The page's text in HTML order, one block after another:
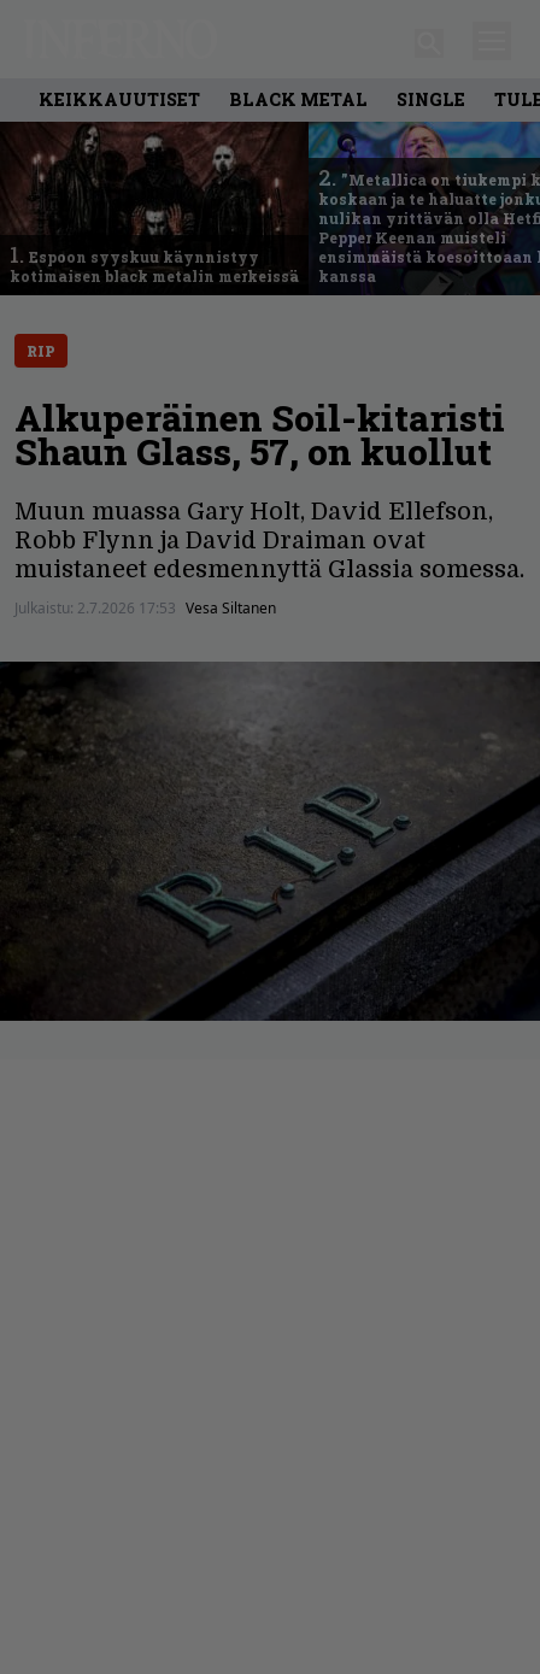
KEIKKAUUTISET BLACK METAL SINGLE
1. Espoon syyskuu käynnistyy
kotimaisen black metalin merkeissä
2. ”Metallica on tiukempi
koskaan ja te haluatte
nulikan yrittävän olla
Pepper Keenan muisteli
ensimmäistä
kanssa
RIP
Alkuperäinen Soil-kitaristi
Shaun Glass, 57, on kuollut
Muun muassa Gary Holt, David Ellefson,
Robb Flynn ja David Draiman ovat
muistaneet edesmennyttä Glassia somessa.
Julkaistu: 2.7.2026 17:53 Vesa Siltanen